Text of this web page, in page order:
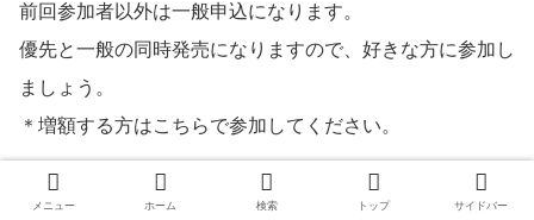
前回参加者以外は一般申込になります。
優先と一般の同時発売になりますので、好きな方に参加し
ましょう。
＊増額する方はこちらで参加してください。
メニュー ホーム 検索 トップ サイドバー